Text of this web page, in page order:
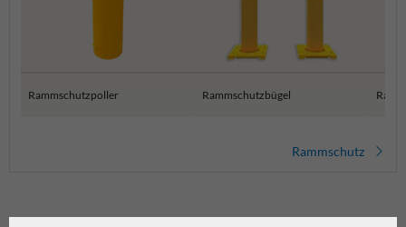
Rammschutzpoller Rammschutzbügel
Rammschutz